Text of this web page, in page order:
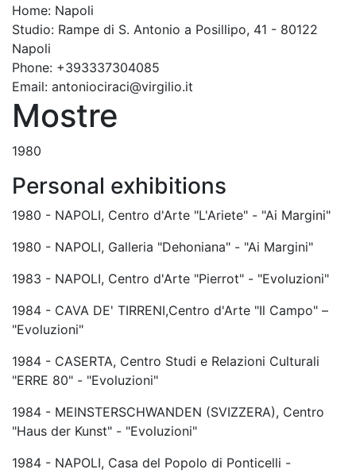
Home: Napoli
Studio: Rampe di S. Antonio a Posillipo, 41 - 80122
Napoli
Phone: +393337304085
Email: antoniociraci@virgilio.it
Mostre
1980
Personal exhibitions
1980 - NAPOLI, Centro d'Arte "L'Ariete" - "Ai Margini"
1980 - NAPOLI, Galleria "Dehoniana" - "Ai Margini"
1983 - NAPOLI, Centro d'Arte "Pierrot" - "Evoluzioni"
1984 - CAVA DE' TIRRENI,Centro d'Arte "Il Campo" –
"Evoluzioni"
1984 - CASERTA, Centro Studi e Relazioni Culturali
"ERRE 80" - "Evoluzioni"
1984 - MEINSTERSCHWANDEN (SVIZZERA), Centro
"Haus der Kunst" - "Evoluzioni"
1984 - NAPOLI, Casa del Popolo di Ponticelli -